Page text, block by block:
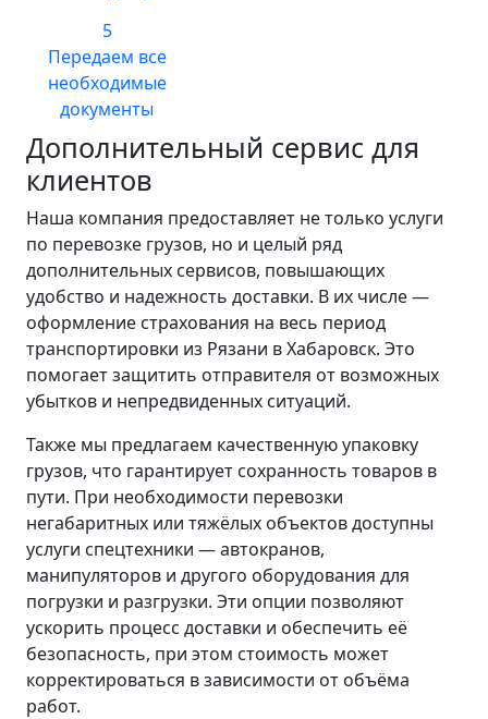
5
Передаем все
необходимые
документы
Дополнительный сервис для
клиентов
Наша компания предоставляет не только услуги
по перевозке грузов, но и целый ряд
дополнительных сервисов, повышающих
удобство и надежность доставки. В их числе —
оформление страхования на весь период
транспортировки из Рязани в Хабаровск. Это
помогает защитить отправителя от возможных
убытков и непредвиденных ситуаций.
Также мы предлагаем качественную упаковку
грузов, что гарантирует сохранность товаров в
пути. При необходимости перевозки
негабаритных или тяжёлых объектов доступны
услуги спецтехники — автокранов,
манипуляторов и другого оборудования для
погрузки и разгрузки. Эти опции позволяют
ускорить процесс доставки и обеспечить её
безопасность, при этом стоимость может
корректироваться в зависимости от объёма
работ.